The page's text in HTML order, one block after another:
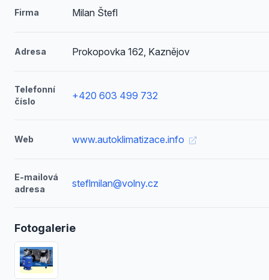
Firma Milan Štefl
Adresa Prokopovka 162, Kaznějov
Telefonní
číslo
+420 603 499 732
Web www.autoklimatizace.info
E-mailová
adresa
steflmilan@volny.cz
Fotogalerie